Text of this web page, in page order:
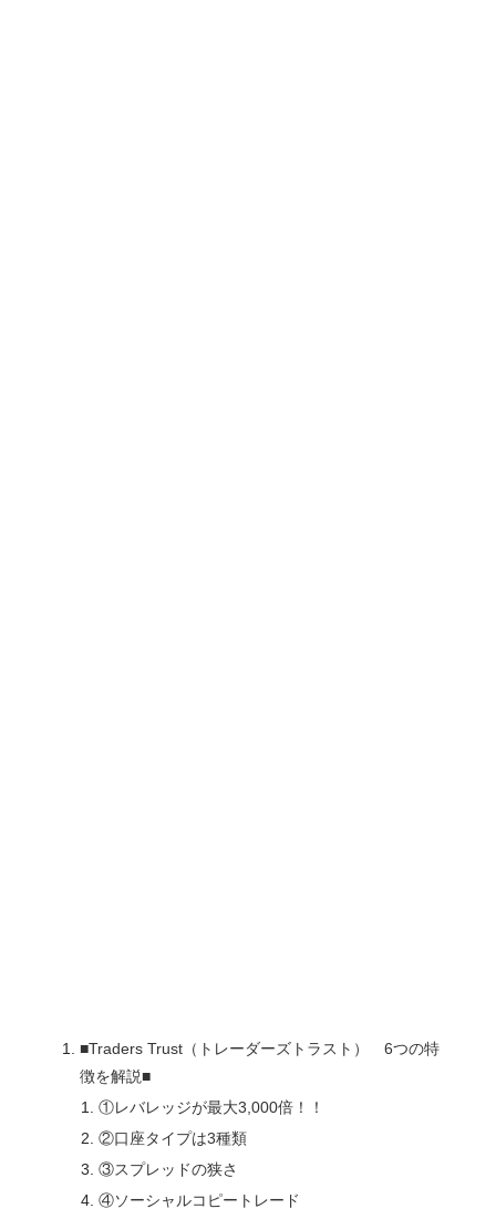
■Traders Trust（トレーダーズトラスト） 6つの特
徴を解説■
①レバレッジが最大3,000倍！！
②口座タイプは3種類
③スプレッドの狭さ
④ソーシャルコピートレード